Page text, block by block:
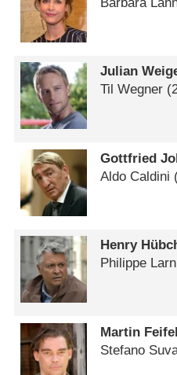
Julian
Til Wegner
Gottfried
Aldo Caldini
Henry
Philippe
Martin Feifel
Stefano